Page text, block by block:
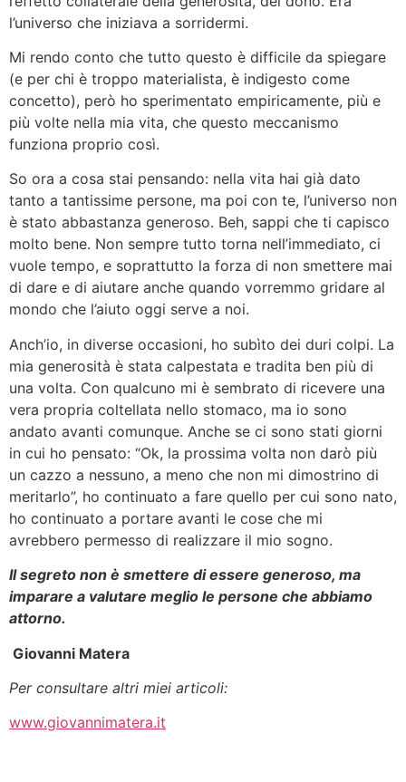
l’universo che iniziava a sorridermi.
Mi rendo conto che tutto questo è difficile da spiegare
(e per chi è troppo materialista, è indigesto come
concetto), però ho sperimentato empiricamente, più e
più volte nella mia vita, che questo meccanismo
funziona proprio così.
So ora a cosa stai pensando: nella vita hai già dato
tanto a tantissime persone, ma poi con te, l’universo non
è stato abbastanza generoso. Beh, sappi che ti capisco
molto bene. Non sempre tutto torna nell’immediato, ci
vuole tempo, e soprattutto la forza di non smettere mai
di dare e di aiutare anche quando vorremmo gridare al
mondo che l’aiuto oggi serve a noi.
Anch’io, in diverse occasioni, ho subìto dei duri colpi. La
mia generosità è stata calpestata e tradita ben più di
una volta. Con qualcuno mi è sembrato di ricevere una
vera propria coltellata nello stomaco, ma io sono
andato avanti comunque. Anche se ci sono stati giorni
in cui ho pensato: “Ok, la prossima volta non darò più
un cazzo a nessuno, a meno che non mi dimostrino di
meritarlo”, ho continuato a fare quello per cui sono nato,
ho continuato a portare avanti le cose che mi
avrebbero permesso di realizzare il mio sogno.
Il segreto non è smettere di essere generoso, ma
imparare a valutare meglio le persone che abbiamo
attorno.
Giovanni Matera
Per consultare altri miei articoli:
www.giovannimatera.it